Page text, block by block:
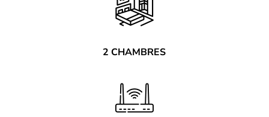
2 CHAMBRES